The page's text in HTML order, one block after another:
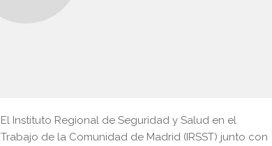
El Instituto Regional de Seguridad y Salud en el
Trabajo de la Comunidad de Madrid (IRSST) junto con